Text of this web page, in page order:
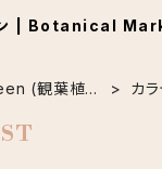
ン | Botanical
(観葉植
カ